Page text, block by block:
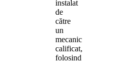
instalat
de
către
un
mecanic
calificat,
folosind